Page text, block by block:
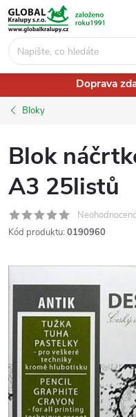
Přejít
na
obsah
Doprava
Bloky
Blok
A3 25listů
Kód produktu: 0190960